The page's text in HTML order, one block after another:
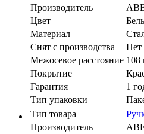
Производитель
Цвет
Материал
Cнят с производства
Нет
Межосевое расстояние 108
Покрытие
Гарантия
1
Тип упаковки
Тип товара
Производитель